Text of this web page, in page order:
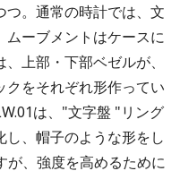
つ。通常の時計では、文
ーブメントはケースに
上部・下部ベゼルが、
クをそれぞれ形作ってい
は、"文字盤 "リング
、帽子のような形をし
が、強度を高めるために